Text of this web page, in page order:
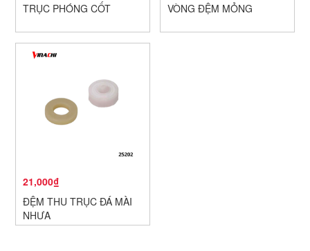
TRỤC PHÓNG CỐT
VÒNG ĐỆM MỎNG
21,000₫
ĐỆM THU TRỤC ĐÁ MÀI
NHỰA